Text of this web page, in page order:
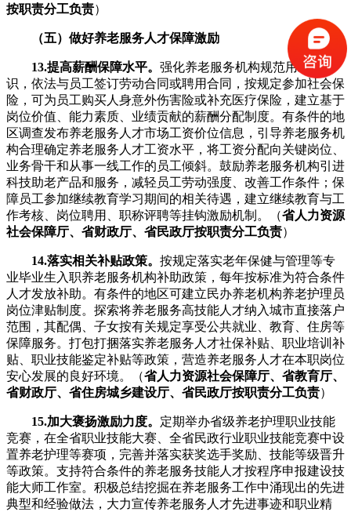
按职责分工负责）
（五）做好养老服务人才保障激励
13.提高薪酬保障水平。 强化养老服务机构规范用工意
识，依法与员工签订劳动合同或聘用合同，按规定参加社会保
险，可为员工购买人身意外伤害险或补充医疗保险，建立基于
岗位价值、能力素质、业绩贡献的薪酬分配制度。有条件的地
区调查发布养老服务人才市场工资价位信息，引导养老服务机
构合理确定养老服务人才工资水平，将工资分配向关键岗位、
业务骨干和从事一线工作的员工倾斜。鼓励养老服务机构引进
科技助老产品和服务，减轻员工劳动强度、改善工作条件；保
障员工参加继续教育学习期间的相关待遇，建立继续教育与工
作考核、岗位聘用、职称评聘等挂钩激励机制。（省人力资源
社会保障厅、省财政厅、省民政厅按职责分工负责）
14.落实相关补贴政策。 按规定落实老年保健与管理等专
业毕业生入职养老服务机构补助政策，每年按标准为符合条件
人才发放补助。有条件的地区可建立民办养老机构养老护理员
岗位津贴制度。探索将养老服务高技能人才纳入城市直接落户
范围，其配偶、子女按有关规定享受公共就业、教育、住房等
保障服务。打包打捆落实养老服务人才社保补贴、职业培训补
贴、职业技能鉴定补贴等政策，营造养老服务人才在本职岗位
安心发展的良好环境。（省人力资源社会保障厅、省教育厅、
省财政厅、省住房城乡建设厅、省民政厅按职责分工负责）
15.加大褒扬激励力度。 定期举办省级养老护理职业技能
竞赛，在全省职业技能大赛、全省民政行业职业技能竞赛中设
置养老护理等赛项，完善并落实获奖选手奖励、技能等级晋升
等政策。支持符合条件的养老服务技能人才按程序申报建设技
能大师工作室。积极总结挖掘在养老服务工作中涌现出的先进
典型和经验做法，大力宣传养老服务人才先进事迹和职业精